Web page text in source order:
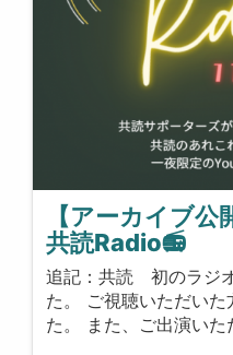
【アーカイブ公
共読Radio📻
追記：共読 初のラジ
た。 ご視聴いただい
た。 また、ご出演い